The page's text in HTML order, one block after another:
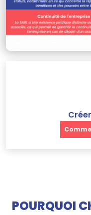
POURQUOI